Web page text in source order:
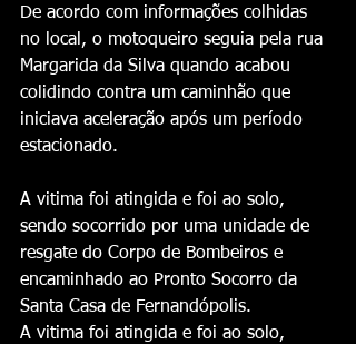
De acordo com informações colhidas
no local, o motoqueiro seguia pela rua
Margarida da Silva quando acabou
colidindo contra um caminhão que
iniciava aceleração após um período
estacionado.
A vitima foi atingida e foi ao solo,
sendo socorrido por uma unidade de
resgate do Corpo de Bombeiros e
encaminhado ao Pronto Socorro da
Santa Casa de Fernandópolis.
A vitima foi atingida e foi ao solo,